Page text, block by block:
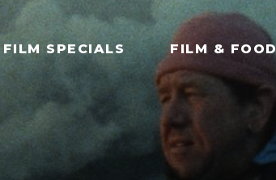
FILM SPECIALS FILM & FOOD